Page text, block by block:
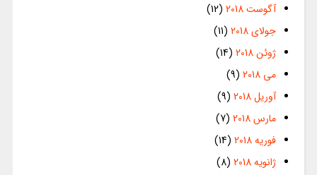
آگوست 2018
(12)
جولای 2018
(11)
ژوئن 2018
(14)
می 2018
(9)
آوریل 2018
(9)
مارس 2018
(7)
فوریه 2018
(14)
ژانویه 2018
(8)